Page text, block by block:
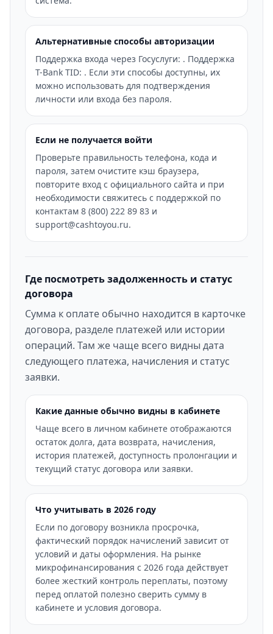
Альтернативные способы авторизации
Поддержка входа через Госуслуги: . Поддержка
T-Bank TID: . Если эти способы доступны, их
можно использовать для подтверждения
личности или входа без пароля.
Если не получается войти
Проверьте правильность телефона, кода и
пароля, затем очистите кэш браузера,
повторите вход с официального сайта и при
необходимости свяжитесь с поддержкой по
контактам 8 (800) 222 89 83 и
support@cashtoyou.ru.
Где посмотреть задолженность и статус
договора
Сумма к оплате обычно находится в карточке
договора, разделе платежей или истории
операций. Там же чаще всего видны дата
следующего платежа, начисления и статус
заявки.
Какие данные обычно видны в кабинете
Чаще всего в личном кабинете отображаются
остаток долга, дата возврата, начисления,
история платежей, доступность пролонгации и
текущий статус договора или заявки.
Что учитывать в 2026 году
Если по договору возникла просрочка,
фактический порядок начислений зависит от
условий и даты оформления. На рынке
микрофинансирования с 2026 года действует
более жесткий контроль переплаты, поэтому
перед оплатой полезно сверить сумму в
кабинете и условия договора.